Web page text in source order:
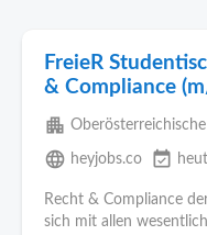
FreieR
& Compliance
apartment
language heyjobs.co event_available
Recht & Compliance
sich mit allen